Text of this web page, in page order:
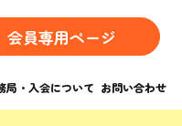
局・入会について お問い合わせ
会員専用ページ